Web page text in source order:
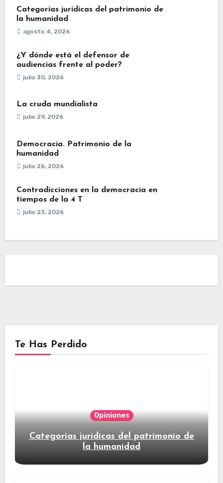
Categorías jurídicas del patrimonio de
la humanidad
agosto 4, 2026
¿Y dónde está el defensor de
audiencias frente al poder?
julio 30, 2026
La cruda mundialista
julio 29, 2026
Democracia. Patrimonio de la
humanidad
julio 26, 2026
Contradicciones en la democracia en
tiempos de la 4 T
julio 23, 2026
Te Has Perdido
Opiniones
Categorías jurídicas del patrimonio de
la humanidad